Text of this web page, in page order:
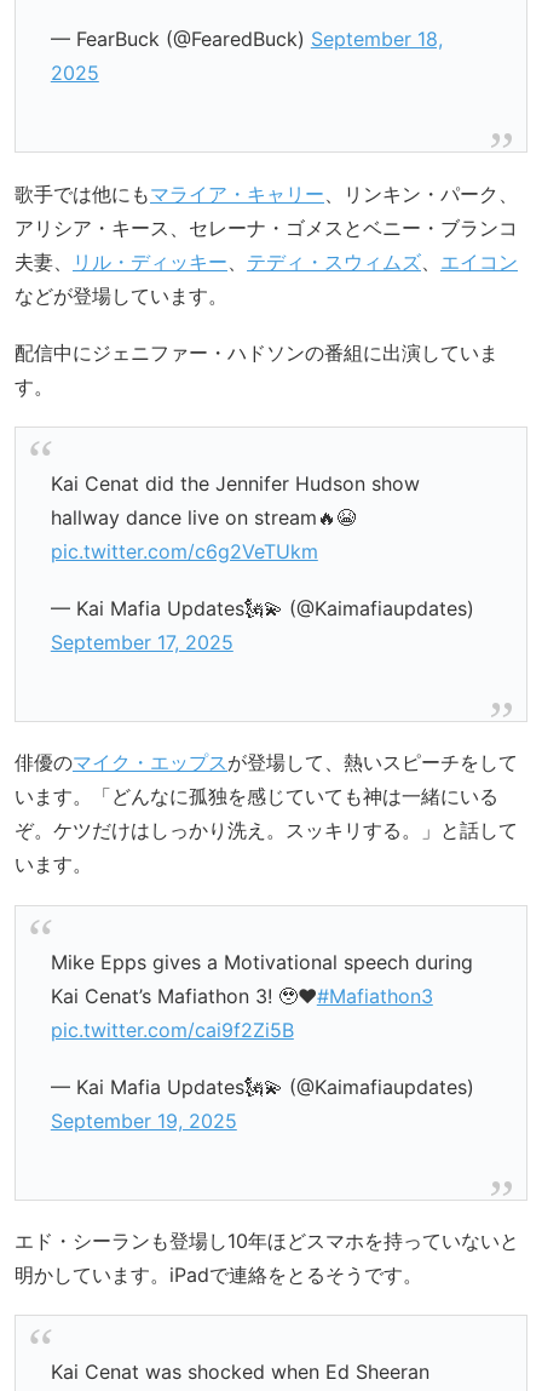
— FearBuck (@FearedBuck) September 18,
2025
歌手では他にもマライア・キャリー 、リンキン・パーク、
アリシア・キース、セレーナ・ゴメスとベニー・ブランコ
夫妻、
リル・ディッキー テディ・スウィムズ
エイコン
などが登場しています。
配信中にジェニファー・ハドソンの番組に出演していま
す。
Kai Cenat did the Jennifer Hudson show
hallway dance live on stream🔥😭
pic.twitter.com/c6g2VeTUkm
— Kai Mafia Updates🗽💫 (@Kaimafiaupdates)
September 17, 2025
俳優のマイク・エップスが登場して、熱いスピーチをして
います。「どんなに孤独を感じていても神は一緒にいる
ぞ。ケツだけはしっかり洗え。スッキリする。」と話して
います。
Mike Epps gives a Motivational speech during
Kai Cenat’s Mafiathon 3! 🥹❤️#Mafiathon3
pic.twitter.com/cai9f2Zi5B
— Kai Mafia Updates🗽💫 (@Kaimafiaupdates)
September 19, 2025
エド・シーランも登場し10年ほどスマホを持っていないと
明かしています。iPadで連絡をとるそうです。
Kai Cenat was shocked when Ed Sheeran